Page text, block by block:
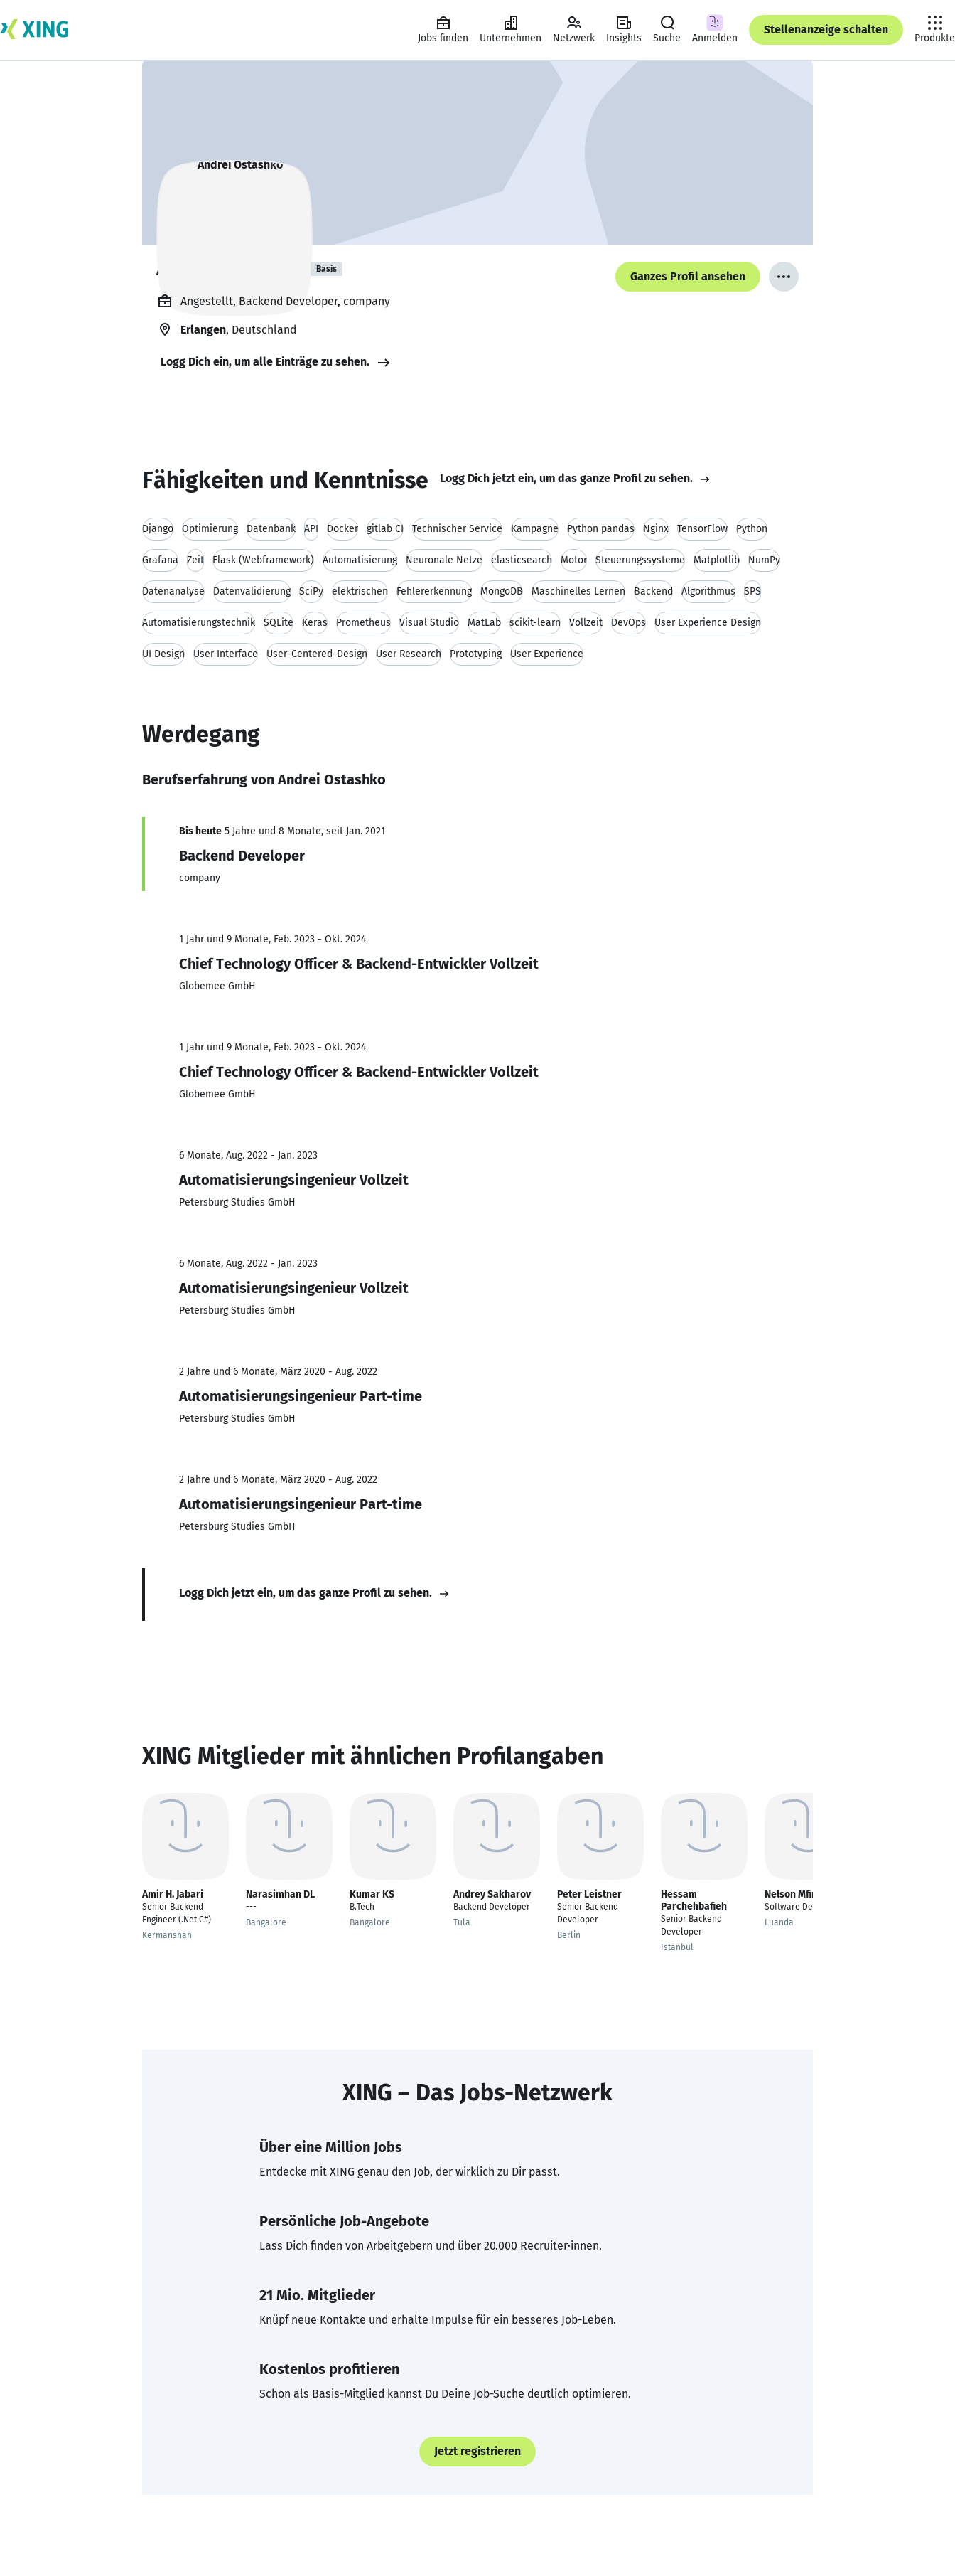
Jobs finden Unternehmen Netzwerk Insights Suche Anmelden
Stellenanzeige schalten
Produkte
Andrei Ostashko Basis
Ganzes Profil ansehen
Angestellt, Backend Developer, company
Erlangen, Deutschland
Logg Dich ein, um alle Einträge zu sehen.
Fähigkeiten und Kenntnisse Logg Dich jetzt ein, um das ganze Profil zu sehen.
Django Optimierung Datenbank API Docker gitlab CI Technischer Service Kampagne Python pandas Nginx TensorFlow Python
Grafana Zeit Flask (Webframework) Automatisierung Neuronale Netze elasticsearch Motor Steuerungssysteme Matplotlib NumPy
Datenanalyse Datenvalidierung SciPy elektrischen Fehlererkennung MongoDB Maschinelles Lernen Backend Algorithmus SPS
Automatisierungstechnik SQLite Keras Prometheus Visual Studio MatLab scikit-learn Vollzeit DevOps User Experience Design
UI Design User Interface User-Centered-Design User Research Prototyping User Experience
Werdegang
Berufserfahrung von Andrei Ostashko
Bis heute 5 Jahre und 8 Monate, seit Jan. 2021
Backend Developer
company
1 Jahr und 9 Monate, Feb. 2023 - Okt. 2024
Chief Technology Officer & Backend-Entwickler Vollzeit
Globemee GmbH
1 Jahr und 9 Monate, Feb. 2023 - Okt. 2024
Chief Technology Officer & Backend-Entwickler Vollzeit
Globemee GmbH
6 Monate, Aug. 2022 - Jan. 2023
Automatisierungsingenieur Vollzeit
Petersburg Studies GmbH
6 Monate, Aug. 2022 - Jan. 2023
Automatisierungsingenieur Vollzeit
Petersburg Studies GmbH
2 Jahre und 6 Monate, März 2020 - Aug. 2022
Automatisierungsingenieur Part-time
Petersburg Studies GmbH
2 Jahre und 6 Monate, März 2020 - Aug. 2022
Automatisierungsingenieur Part-time
Petersburg Studies GmbH
Logg Dich jetzt ein, um das ganze Profil zu sehen.
XING Mitglieder mit ähnlichen Profilangaben
Amir H. Jabari
Senior Backend
Engineer (.Net C#)
Kermanshah
Narasimhan DL
---
Bangalore
Kumar KS
B.Tech
Bangalore
Andrey Sakharov
Backend Developer
Tula
Peter Leistner
Senior Backend
Developer
Berlin
Hessam
Parchehbafieh
Senior Backend
Developer
Istanbul
Nelson Mfinda
Software Developer
Luanda
XING – Das Jobs-Netzwerk
Über eine Million Jobs
Entdecke mit XING genau den Job, der wirklich zu Dir passt.
Persönliche Job-Angebote
Lass Dich finden von Arbeitgebern und über 20.000 Recruiter·innen.
21 Mio. Mitglieder
Knüpf neue Kontakte und erhalte Impulse für ein besseres Job-Leben.
Kostenlos profitieren
Schon als Basis-Mitglied kannst Du Deine Job-Suche deutlich optimieren.
Jetzt registrieren